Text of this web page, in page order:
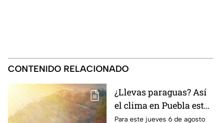
CONTENIDO RELACIONADO
¿Llevas paraguas? Así
el clima en Puebla este
jueves 6 de agosto de
Para este jueves 6 de agosto